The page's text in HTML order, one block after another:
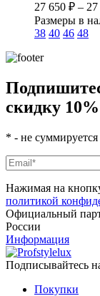
27 650 ₽ –
Размеры в
38 40 46 48
скидку 10%
* - не
Нажимая на
политикой
Официальный
России
Информация
Подписывайтесь
Покупки